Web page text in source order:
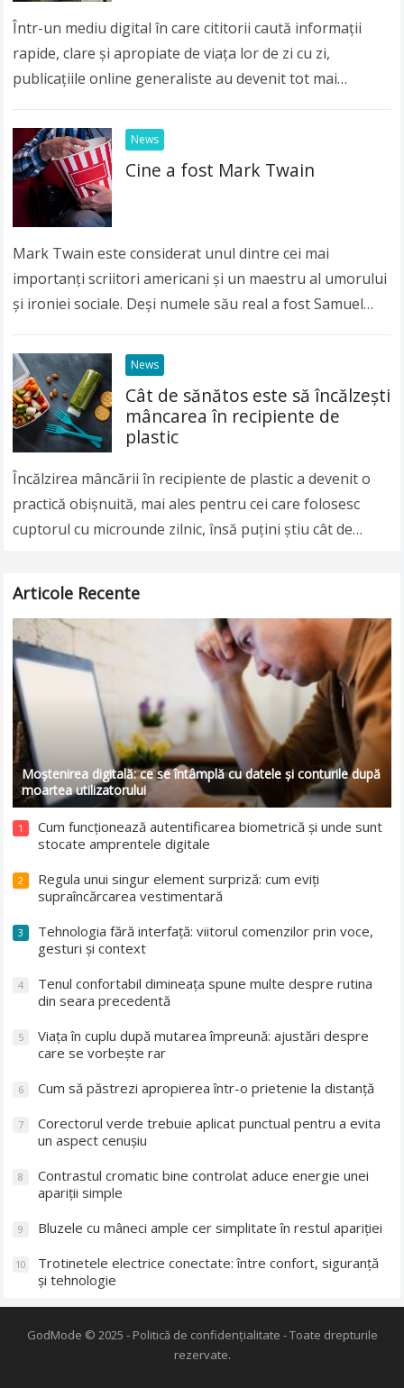
Într-un mediu digital în care cititorii caută informații
rapide, clare și apropiate de viața lor de zi cu zi,
publicațiile online generaliste au devenit tot mai
News
Cine a fost Mark Twain
Mark Twain este considerat unul dintre cei mai
importanți scriitori americani și un maestru al umorului
și ironiei sociale. Deși numele său real a fost Samuel
News
Cât de sănătos este să încălzeşti
mâncarea în recipiente de
plastic
Încălzirea mâncării în recipiente de plastic a devenit o
practică obişnuită, mai ales pentru cei care folosesc
cuptorul cu microunde zilnic, însă puţini ştiu cât de
Articole Recente
Moștenirea digitală: ce se întâmplă cu datele și conturile după
moartea utilizatorului
1
Cum funcționează autentificarea biometrică și unde sunt
stocate amprentele digitale
2
Regula unui singur element surpriză: cum eviți
supraîncărcarea vestimentară
3
Tehnologia fără interfață: viitorul comenzilor prin voce,
gesturi și context
4
Tenul confortabil dimineața spune multe despre rutina
din seara precedentă
5
Viața în cuplu după mutarea împreună: ajustări despre
care se vorbește rar
6 Cum să păstrezi apropierea într-o prietenie la distanță
7
Corectorul verde trebuie aplicat punctual pentru a evita
un aspect cenușiu
8
Contrastul cromatic bine controlat aduce energie unei
apariții simple
9 Bluzele cu mâneci ample cer simplitate în restul apariției
10
Trotinetele electrice conectate: între confort, siguranță
și tehnologie
GodMode © 2025 - Politică de confidențialitate - Toate drepturile
rezervate.